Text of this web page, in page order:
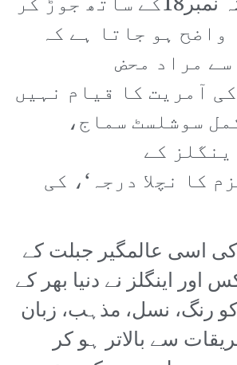
واضح ہو جاتا ہے کہ
سے مراد محض
آمریت کا قیام نہیں
سوشلسٹ سماج،
کے
کا نچلا درجہ‘، کی
اسی عالمگیر جبلت کے
اینگلز نے دنیا بھر کے
رنگ، نسل، مذہب، زبان
سے بالاتر ہو کر